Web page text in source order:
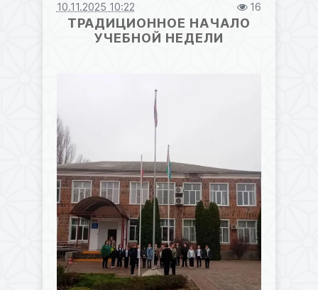
10.11.2025 10:22 16
ТРАДИЦИОННОЕ НАЧАЛО
УЧЕБНОЙ НЕДЕЛИ